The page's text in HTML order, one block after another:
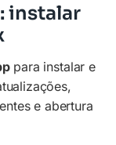
instalar
para instalar e
e abertura